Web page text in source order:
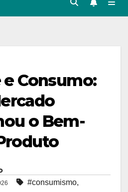
Consumo:
o Bem-
#consumismo,